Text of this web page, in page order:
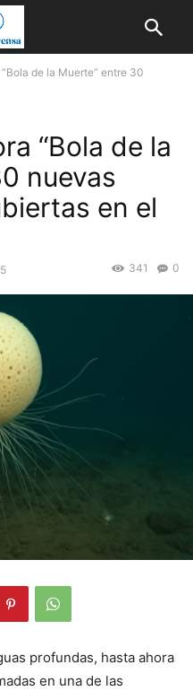
de la Muerte” entre 30
“Bola de la
nuevas
en el
0
341
profundas, hasta ahora
en una de las